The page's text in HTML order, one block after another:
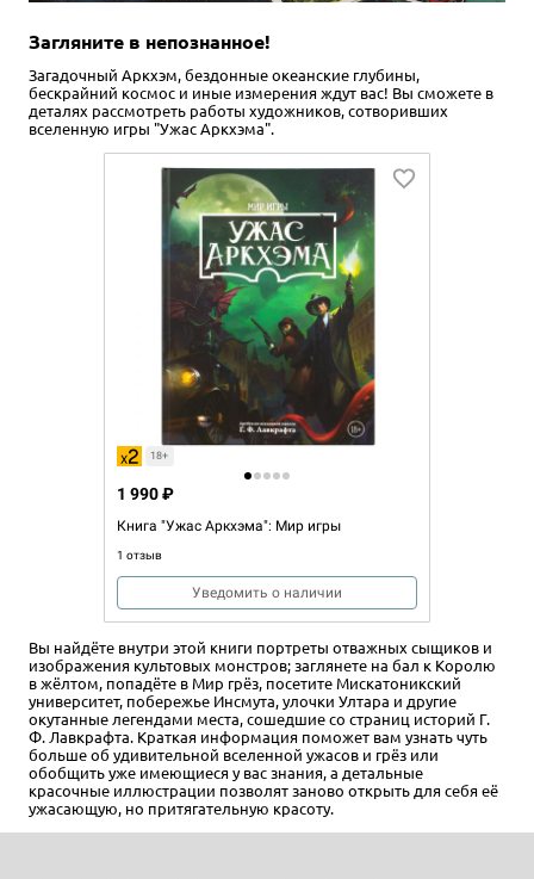
Загляните в непознанное!
Загадочный Аркхэм, бездонные океанские глубины,
бескрайний космос и иные измерения ждут вас! Вы сможете в
деталях рассмотреть работы художников, сотворивших
вселенную игры "Ужас Аркхэма".
18+
Книга "Ужас Аркхэма": Мир игры
1 отзыв
1 990 ₽
Уведомить о наличии
Вы найдёте внутри этой книги портреты отважных сыщиков и
изображения культовых монстров; заглянете на бал к Королю
в жёлтом, попадёте в Мир грёз, посетите Мискатоникский
университет, побережье Инсмута, улочки Ултара и другие
окутанные легендами места, сошедшие со страниц историй Г.
Ф. Лавкрафта. Краткая информация поможет вам узнать чуть
больше об удивительной вселенной ужасов и грёз или
обобщить уже имеющиеся у вас знания, а детальные
красочные иллюстрации позволят заново открыть для себя её
ужасающую, но притягательную красоту.